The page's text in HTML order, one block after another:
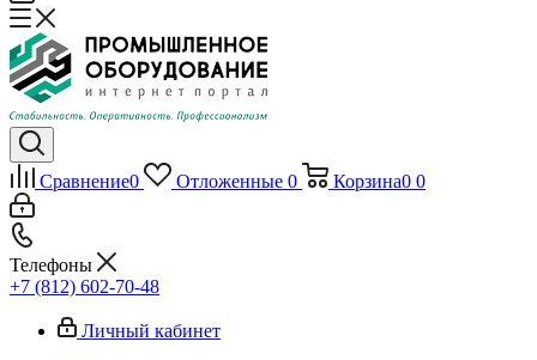
Сравнение0 Отложенные 0 Корзина0 0
Телефоны
+7 (812) 602-70-48
Личный кабинет